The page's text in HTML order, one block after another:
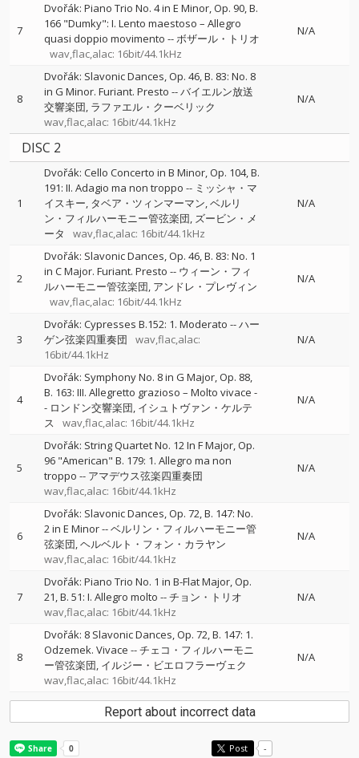
7
Dvořák: Piano Trio No. 4 in E Minor, Op. 90, B.
166 "Dumky": I. Lento maestoso – Allegro
quasi doppio movimento --ボザール・トリオ
wav,flac,alac: 16bit/44.1kHz
N/A
8
Dvořák: Slavonic Dances, Op. 46, B. 83: No. 8
in G Minor. Furiant. Presto --バイエルン放送
交響楽団 ラファエル・クーベリック
wav,flac,alac: 16bit/44.1kHz
N/A
DISC 2
1
Dvořák: Cello Concerto in B Minor, Op. 104, B.
191: II. Adagio ma non troppo -- ミッシャ・マ
イスキー タベア・ツィンマーマン ベルリ
ン・フィルハーモニー管弦楽団 ズービン・メ
ータ
wav,flac,alac: 16bit/44.1kHz
N/A
2
Dvořák: Slavonic Dances, Op. 46, B. 83: No. 1
in C Major. Furiant. Presto -- ウィーン・フィ
ルハーモニー管弦楽団 アンドレ・プレヴィン
wav,flac,alac: 16bit/44.1kHz
N/A
3
Dvořák: Cypresses B.152: 1. Moderato --ハー
ゲン弦楽四重奏団
wav,flac,alac:
16bit/44.1kHz
N/A
4
Dvořák: Symphony No. 8 in G Major, Op. 88,
B. 163: III. Allegretto grazioso – Molto vivace -
- ロンドン交響楽団 イシュトヴァン・ケルテ
ス
wav,flac,alac: 16bit/44.1kHz
N/A
5
Dvořák: String Quartet No. 12 In F Major, Op.
96 "American" B. 179: 1. Allegro ma non
troppo -- アマデウス弦楽四重奏団
wav,flac,alac: 16bit/44.1kHz
N/A
6
Dvořák: Slavonic Dances, Op. 72, B. 147: No.
2 in E Minor--ベルリン・フィルハーモニー管
弦楽団 ヘルベルト・フォン・カラヤン
wav,flac,alac: 16bit/44.1kHz
N/A
7
Dvořák: Piano Trio No. 1 in B-Flat Major, Op.
21, B. 51: I. Allegro molto --チョン・トリオ
wav,flac,alac: 16bit/44.1kHz
N/A
8
Dvořák: 8 Slavonic Dances, Op. 72, B. 147: 1.
Odzemek. Vivace --チェコ・フィルハーモニ
ー管弦楽団 イルジー・ビエロフラーヴェク
wav,flac,alac: 16bit/44.1kHz
N/A
Report about incorrect data
Post -